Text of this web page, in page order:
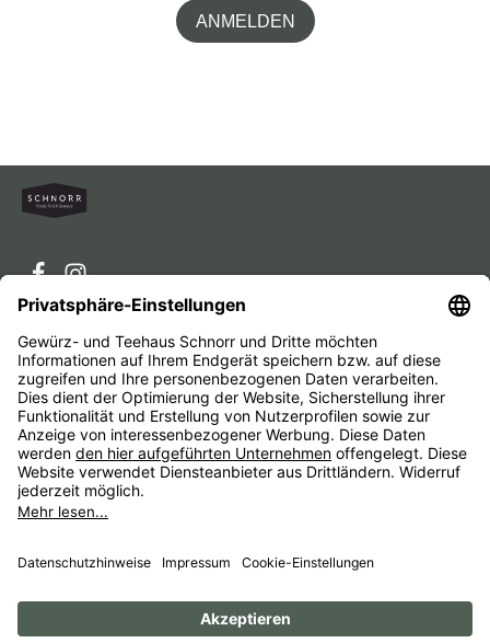
ANMELDEN
Service-Hotline
Service
Unternehmen
Alle Preise inkl. gesetzl. Mehrwertsteuer zzgl.
anders angegeben.
ImpressumAGBWiderrufsbelehrungenDatenschutz
Barrierefreiheit